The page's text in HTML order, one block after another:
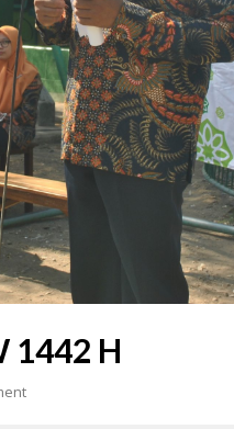
1442 H